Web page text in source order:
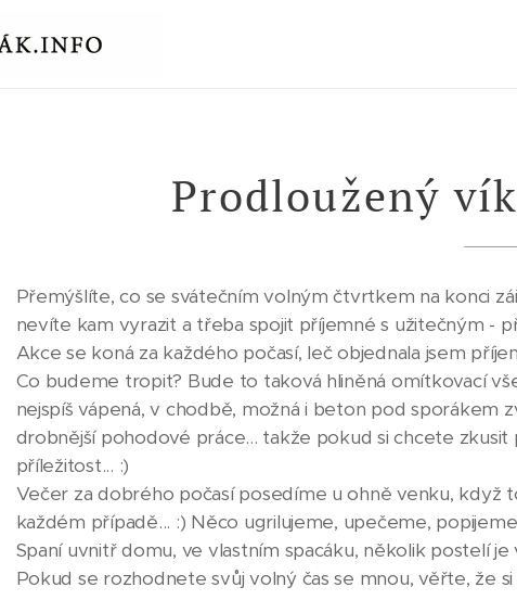
Prodloužený
Přemýšlíte, co se svátečním volným čtvrtkem na konci
nevíte kam vyrazit a třeba spojit příjemné s užitečným -
Akce se koná za každého počasí, leč objednala jsem
Co budeme tropit? Bude to taková hliněná omítkovací
nejspíš vápená, v chodbě, možná i beton pod sporákem
drobnější pohodové práce... takže pokud si chcete
příležitost... :)
Večer za dobrého počasí posedíme u ohně venku, když
každém případě... :) Něco ugrilujeme, upečeme,
Spaní uvnitř domu, ve vlastním spacáku, několik postelí je
Pokud se rozhodnete svůj volný čas se mnou, věřte, že